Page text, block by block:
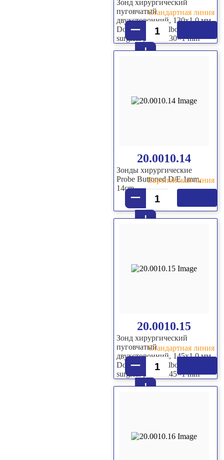
Зонд хирургический
пуговчатый
двухсторонний, 130х1,0 мм
Double sided bulbous-end
surgical probe, 130×1 mm
–
+
Стандартная линия
20.0010.14
Зонды хирургические
Probe Buttoned D/E 1mm,
14cm–
+
Европейская линия
20.0010.15
Зонд хирургический
пуговчатый
двухсторонний, 145х1,0 мм
Double sided bulbous-end
surgical probe, 145×1 mm
–
+
Стандартная линия